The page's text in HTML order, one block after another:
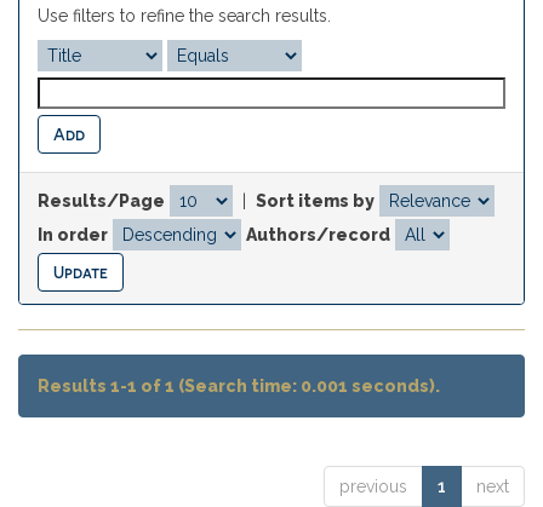
Use filters to refine the search results.
Results/Page
Sort items by
In order
Authors/record
Results 1-1 of 1 (Search time: 0.001 seconds).
previous 1 next